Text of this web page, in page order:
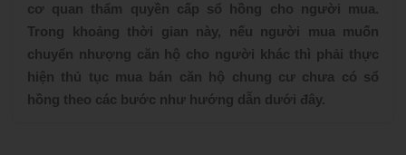
cơ quan thẩm quyền cấp sổ hồng cho người mua.
Trong khoảng thời gian này, nếu người mua muốn
chuyển nhượng căn hộ cho người khác thì phải thực
hiện thủ tục mua bán căn hộ chung cư chưa có sổ
hồng theo các bước như hướng dẫn dưới đây.